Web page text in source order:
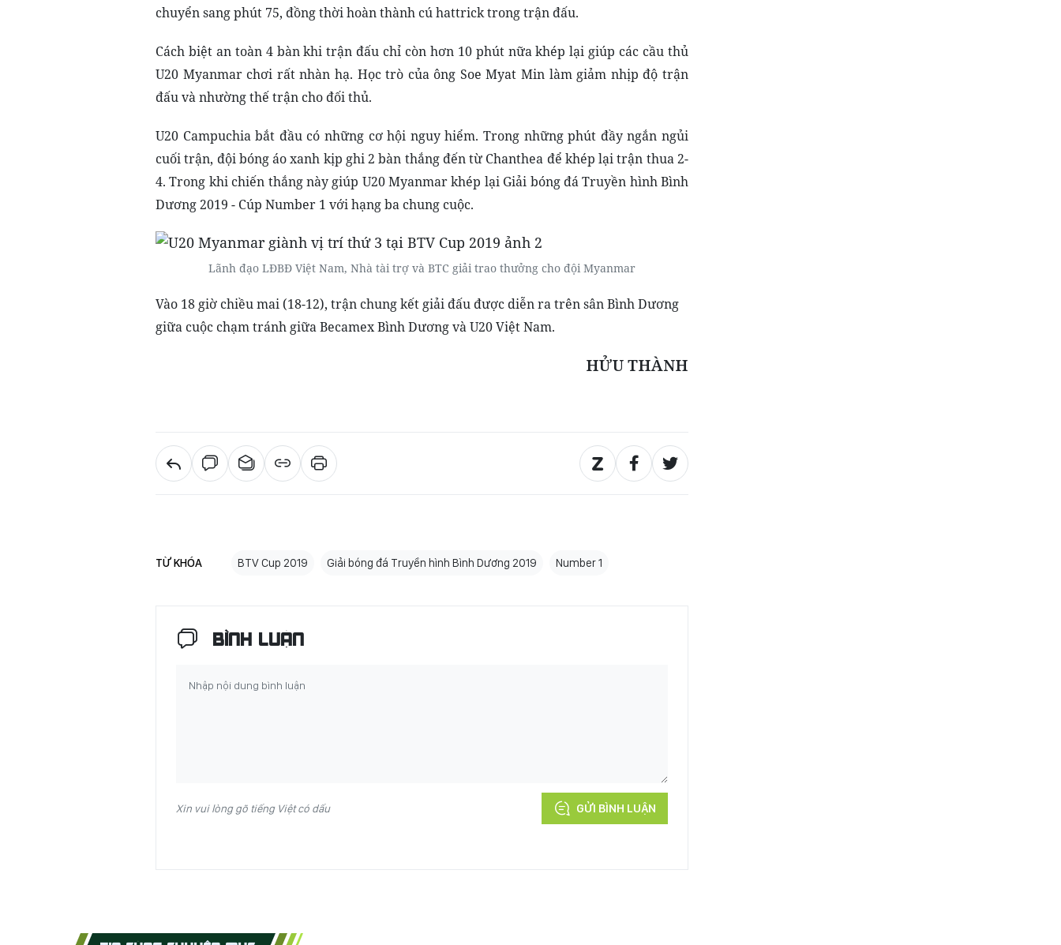
chuyển sang phút 75, đồng thời hoàn thành cú hattrick trong trận đấu.
Cách biệt an toàn 4 bàn khi trận đấu chỉ còn hơn 10 phút nữa khép lại giúp các cầu thủ
U20 Myanmar chơi rất nhàn hạ. Học trò của ông Soe Myat Min làm giảm nhịp độ trận
đấu và nhường thế trận cho đối thủ.
U20 Campuchia bắt đầu có những cơ hội nguy hiểm. Trong những phút đầy ngắn ngủi
cuối trận, đội bóng áo xanh kịp ghi 2 bàn thắng đến từ Chanthea để khép lại trận thua 2-
4. Trong khi chiến thắng này giúp U20 Myanmar khép lạiGiải bóng đá Truyền hình Bình
Dương 2019 - Cúp Number 1 với hạng ba chung cuộc.
Lãnh đạo LĐBĐ Việt Nam, Nhà tài trợ và BTC giải trao thưởng cho đội Myanmar
Vào 18 giờ chiều mai (18-12), trận chung kết giải đấu được diễn ra trên sân Bình Dương
giữa cuộc chạm tránh giữa Becamex Bình Dương và U20 Việt Nam.
HỬU THÀNH
TỪ KHÓA BTV Cup 2019 Giải bóng đá Truyền hình Bình Dương 2019 Number 1
BÌNH LUẬN
Xin vui lòng gõ tiếng Việt có dấu GỬI BÌNH LUẬN